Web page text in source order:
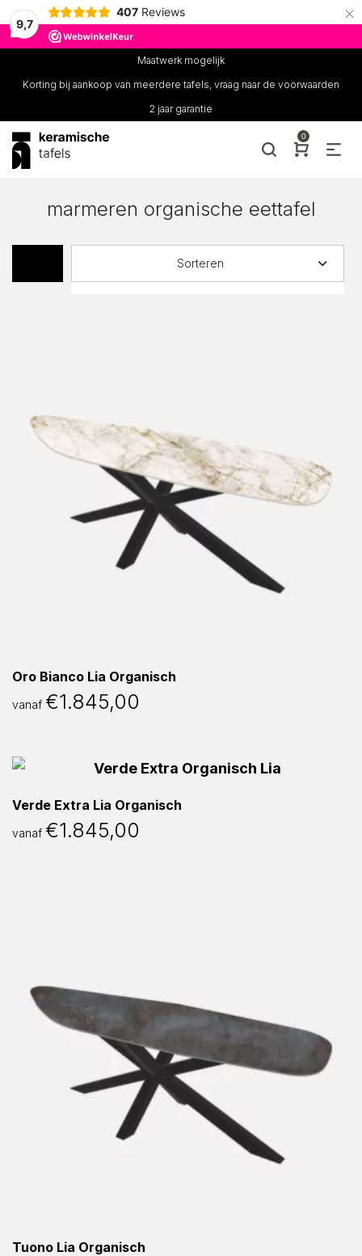
9,7
407 Reviews ×
Maatwerk mogelijk
Korting bij aankoop van meerdere tafels, vraag naar de voorwaarden
2 jaar garantie
0
marmeren organische eettafel
Sorteren
Oro Bianco Lia Organisch
vanaf €1.845,00
Verde Extra Lia Organisch
vanaf €1.845,00
Tuono Lia Organisch